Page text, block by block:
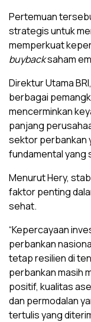
Pertemuan
strategis untuk
memperkuat
buybacksaham
Direktur Utama
berbagai
mencerminkan
panjang
sektor perbankan
fundamental yang
Menurut Hery,
faktor penting
sehat.
“Kepercayaan
perbankan
tetap resilien di
perbankan masih
positif, kualitas
dan permodalan
tertulis yang